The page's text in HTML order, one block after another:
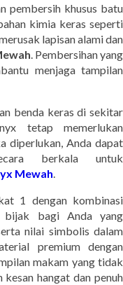
pembersih khusus batu
kimia keras seperti
lapisan alami dan
. Pembersihan yang
menjaga tampilan
benda keras di sekitar
tetap memerlukan
diperlukan, Anda dapat
berkala untuk
Mewah.
1 dengan kombinasi
bijak bagi Anda yang
nilai simbolis dalam
premium dengan
makam yang tidak
hangat dan penuh